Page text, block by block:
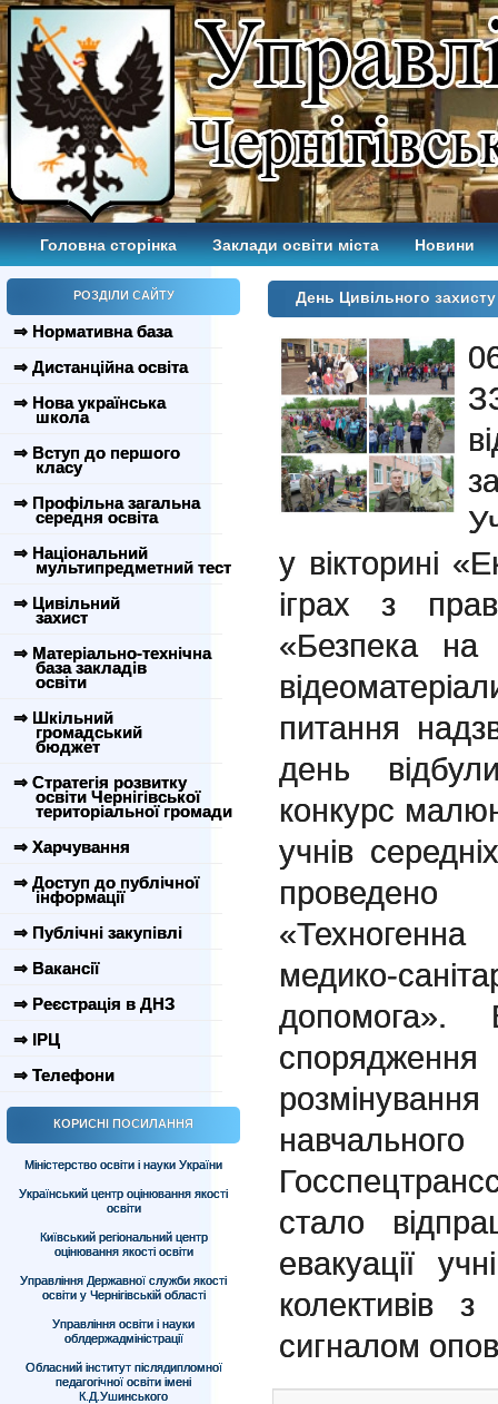
Головна сторінка Заклади освіти міста Новини
РОЗДІЛИ САЙТУ
⇒ Нормативна база
⇒ Дистанційна освіта
⇒ Нова українська
школа
⇒ Вступ до першого
класу
⇒ Профільна загальна
середня освіта
⇒ Національний
мультипредметний тест
⇒ Цивільний
захист
⇒ Матеріально-технічна
база закладів
освіти
⇒ Шкільний
громадський
бюджет
⇒ Стратегія розвитку
освіти Чернігівської
територіальної громади
⇒ Харчування
⇒ Доступ до публічної
інформації
⇒ Публічні закупівлі
⇒ Вакансії
⇒ Реєстрація в ДНЗ
⇒ ІРЦ
⇒ Телефони
КОРИСНІ ПОСИЛАННЯ
Міністерство освіти і науки України
Український центр оцінювання якості
освіти
Київський регіональний центр
оцінювання якості освіти
Управління Державної служби якості
освіти у Чернігівській області
Управління освіти і науки
облдержадміністрації
Обласний інститут післядипломної
педагогічної освіти імені
К.Д.Ушинського
День Цивільного
у вікторині
іграх з
«Безпека на
питання
день
конкурс
учнів
проведено
медико-
допомога».
спорядження
стало
евакуації
колективів
сигналом